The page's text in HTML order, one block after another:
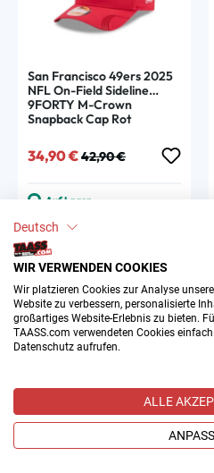
Deutsch
WIR VERWENDEN COOKIES
Wir platzieren Cookies zur Analyse
Website zu verbessern, personalisierte
großartiges Website-Erlebnis zu bieten.
TAASS.com verwendeten Cookies
Datenschutz aufrufen.
ALLE
San Francisco 49ers 2025
NFL On-Field Sideline
9FORTY M-Crown
Snapback Cap Rot
Verkaufspreis:
34,90 € Regulärer Preis:
42,90 €
Auf Lager
Sale
Minnesota Vikings 2025